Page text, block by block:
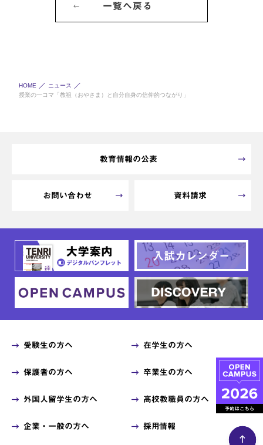
一覧へ戻る
HOME
ニュース
授業の一コマ「教祖（おやさま）と自分自身の信仰的つながり」
教育情報の公表
お問い合わせ 資料請求
受験生の方へ 在学生の方へ
保護者の方へ 卒業生の方へ
外国人留学生の方へ 高校教職員の方へ
企業・一般の方へ 採用情報